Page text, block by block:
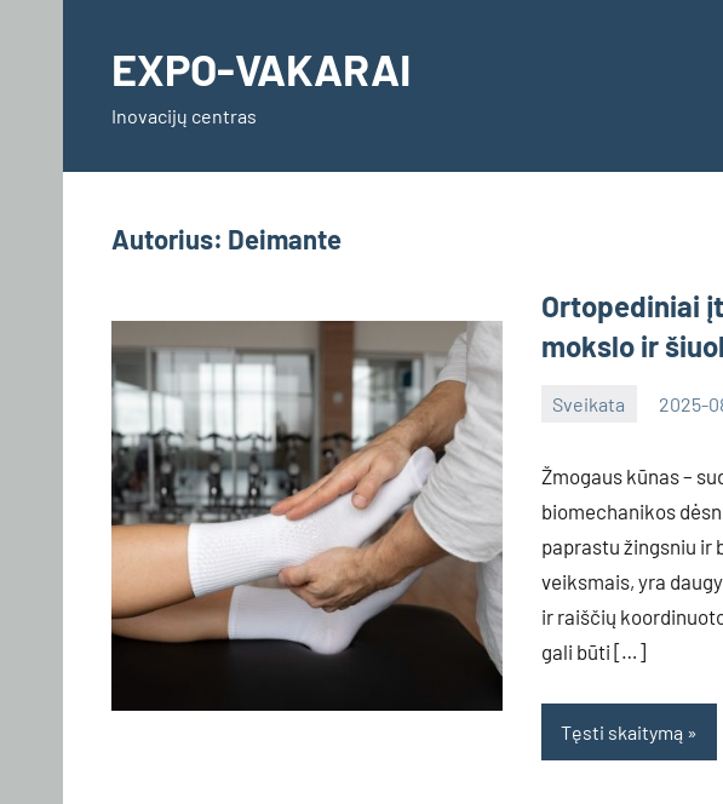
contentEXPO-VAKARAI
Inovacijų centras
Autorius: Deimante
Ortopediniai
mokslo ir
Sveikata 2025-
Žmogaus kūnas –
biomechanikos
paprastu žingsniu ir
veiksmais, yra
ir raiščių
gali būti […]
Tęsti skaitymą